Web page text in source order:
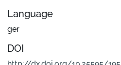
Language
ger
DOI